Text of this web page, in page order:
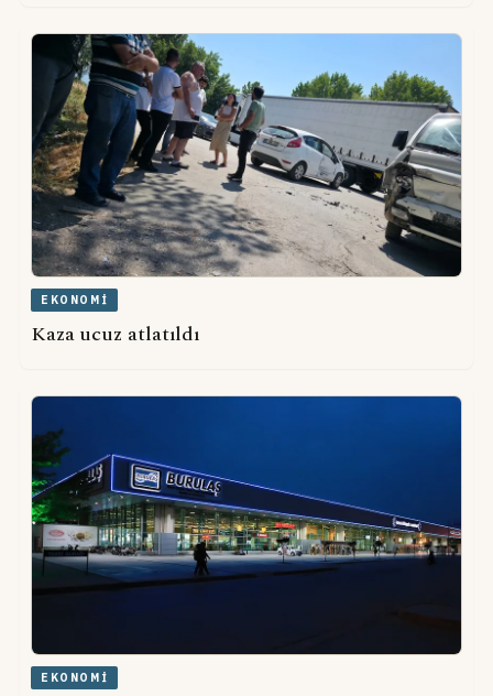
EKONOMI
Kaza ucuz atlatıldı
EKONOMI